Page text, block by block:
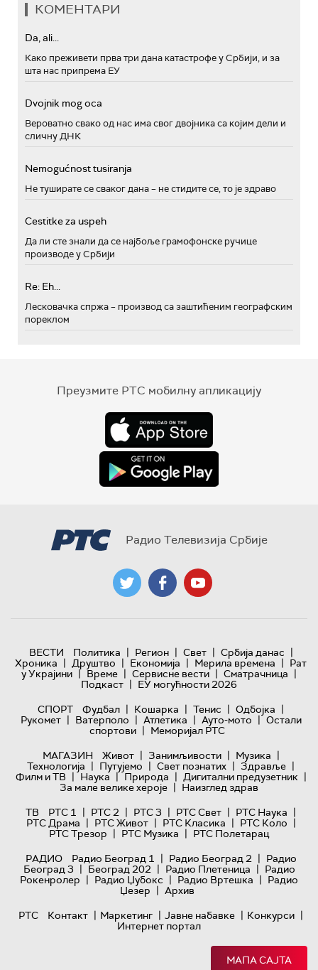
КОМЕНТАРИ
Da, ali...
Како преживети прва три дана катастрофе у Србији, и за
шта нас припрема ЕУ
Dvojnik mog oca
Вероватно свако од нас има свог двојника са којим дели и
сличну ДНК
Nemogućnost tusiranja
Не туширате се сваког дана – не стидите се, то је здраво
Cestitke za uspeh
Да ли сте знали да се најбоље грамофонске ручице
производе у Србији
Re: Eh...
Лесковачка спржа – производ са заштићеним географским
пореклом
Преузмите РТС мобилну апликацију
Радио Телевизија Србије
ВЕСТИ Политика | Регион | Свет | Србија данас |
Хроника | Друштво | Економија | Мерила времена | Рат
у Украјини | Време | Сервисне вести | Сматрачница |
Подкаст | ЕУ могућности 2026
СПОРТ
Фудбал | Кошарка | Тенис | Одбојка |
Рукомет | Ватерполо | Атлетика | Ауто-мото | Остали
спортови | Меморијал РТС
МАГАЗИН
Живот | Занимљивости | Музика |
Технологијa | Путујемо | Свет познатих | Здравље |
Филм и ТВ | Наука | Природа | Дигитални предузетник |
За мале велике хероје | Наизглед здрав
ТВ
РТС 1 | РТС 2 | РТС 3 | РТС Свет | РТС Наука |
РТС Драма | РТС Живот | РТС Класика | РТС Коло |
РТС Трезор | РТС Музика | РТС Полетарац
РАДИО
Радио Београд 1 | Радио Београд 2 | Радио
Београд 3 | Београд 202 | Радио Плетеница | Радио
Рокенролер | Радио Џубокс | Радио Вртешка | Радио
Џезер | Архив
РТС
Контакт | Маркетинг | Јавне набавке | Конкурси |
Интернет портал
МАПА САЈТА